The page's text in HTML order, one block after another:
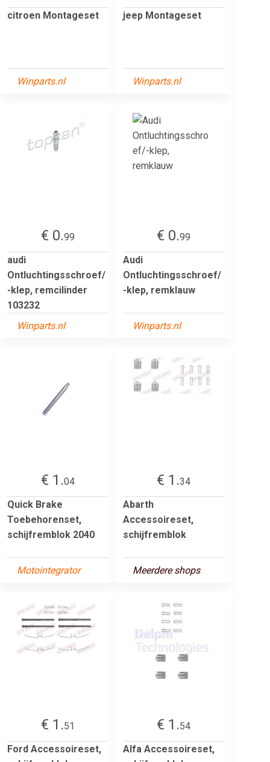
citroen Montageset
Winparts.nl
jeep Montageset
Winparts.nl
€ 0.99
audi
Ontluchtingsschroef/
-klep, remcilinder
103232
Winparts.nl
€ 0.99
Audi
Ontluchtingsschroef/
-klep, remklauw
Winparts.nl
€ 1.04
Quick Brake
Toebehorenset,
schijfremblok 2040
Motointegrator
€ 1.34
Abarth
Accessoireset,
schijfremblok
Meerdere shops
€ 1.51
Ford Accessoireset,
€ 1.54
Alfa Accessoireset,